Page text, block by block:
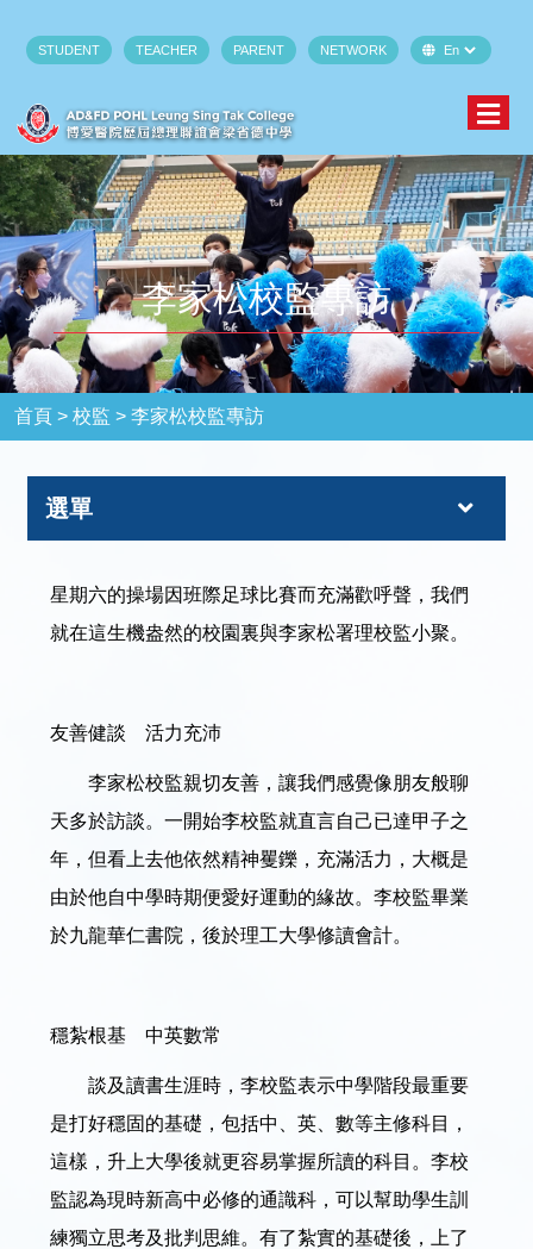
STUDENT TEACHER PARENT NETWORK
李家松校監專訪
首頁 > 校監 >李家松校監專訪
選單
星期六的操場因班際足球比賽而充滿歡呼聲，我們
就在這生機盎然的校園裏與李家松署理校監小聚。
友善健談 活力充沛
李家松校監親切友善，讓我們感覺像朋友般聊
天多於訪談。一開始李校監就直言自己已達甲子之
年，但看上去他依然精神矍鑠，充滿活力，大概是
由於他自中學時期便愛好運動的緣故。李校監畢業
於九龍華仁書院，後於理工大學修讀會計。
穩紮根基 中英數常
談及讀書生涯時，李校監表示中學階段最重要
是打好穩固的基礎，包括中、英、數等主修科目，
這樣，升上大學後就更容易掌握所讀的科目。李校
監認為現時新高中必修的通識科，可以幫助學生訓
練獨立思考及批判思維。有了紮實的基礎後，上了